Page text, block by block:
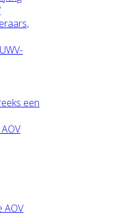
een
AOV